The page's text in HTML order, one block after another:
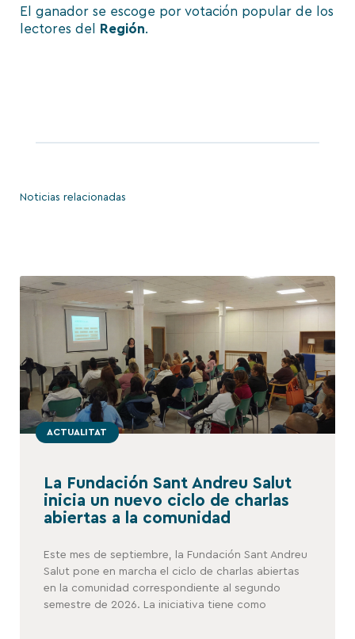
El ganador se escoge por votación popular de los
lectores del
Región.
Noticias relacionadas
ACTUALITAT
La Fundación Sant Andreu Salut
inicia un nuevo ciclo de charlas
abiertas a la comunidad
Este mes de septiembre, la Fundación Sant Andreu
Salut pone en marcha el ciclo de charlas abiertas
en la comunidad correspondiente al segundo
semestre de 2026. La iniciativa tiene como